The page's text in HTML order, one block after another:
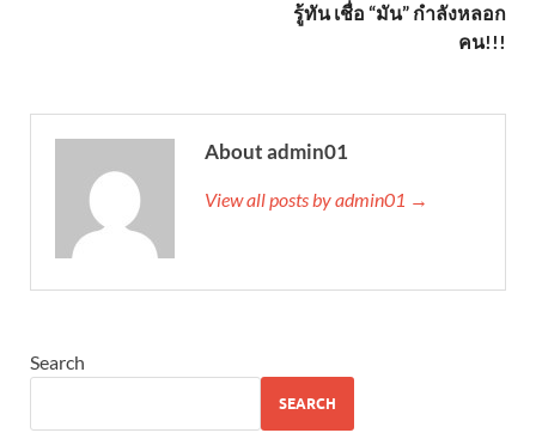
รู้ทัน เชื่อ “มัน” กำลังหลอก
คน!!!
About admin01
View all posts by admin01 →
Search
SEARCH